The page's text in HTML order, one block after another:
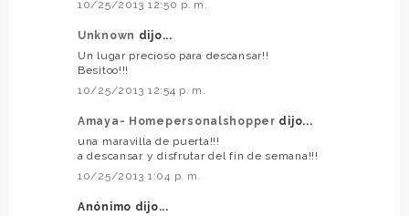
10/25/2013 12:50 p. m.
Unknown dijo...
Un lugar precioso para descansar!!
Besitoo!!!
10/25/2013 12:54 p. m.
Amaya- Homepersonalshopper dijo...
una maravilla de puerta!!!
a descansar y disfrutar del fin de semana!!!
10/25/2013 1:04 p. m.
Anónimo dijo...